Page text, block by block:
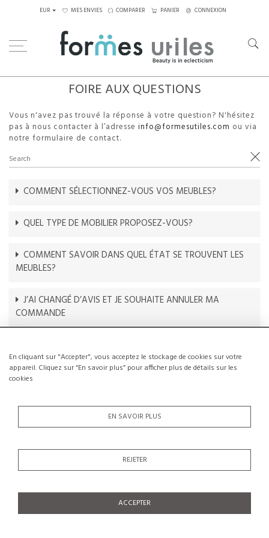
En cliquant sur "Accepter", vous acceptez le stockage de cookies sur votre
appareil. Cliquez sur “En savoir plus” pour afficher plus de détails sur les
cookies
EN SAVOIR PLUS
REJETER
ACCEPTER
EUR MES ENVIES COMPARER PANIER CONNEXION
FOIRE AUX QUESTIONS
Vous n'avez pas trouvé la réponse à votre question? N'hésitez
pas à nous contacter à l’adresse info@formesutiles.com ou via
notre formulaire de contact.
COMMENT SÉLECTIONNEZ-VOUS VOS MEUBLES?
QUEL TYPE DE MOBILIER PROPOSEZ-VOUS?
COMMENT SAVOIR DANS QUEL ÉTAT SE TROUVENT LES
MEUBLES?
J’AI CHANGÉ D’AVIS ET JE SOUHAITE ANNULER MA
COMMANDE
LE TRANSPORT EST-IL SÉCURISÉ?
LES FRAIS DE LIVRAISON SONT-ILS INCLUS?